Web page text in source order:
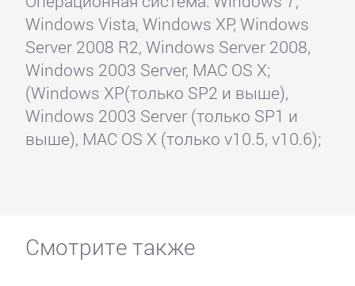
Windows Vista, Windows XP, Windows
Server 2008 R2, Windows Server 2008,
Windows 2003 Server, MAC OS X;
(Windows XP(только SP2 и выше),
Windows 2003 Server (только SP1 и
выше), MAC OS X (только v10.5, v10.6);
Смотрите также